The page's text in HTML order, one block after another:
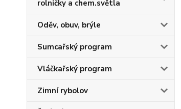
rolničky a chem.světla
Oděv, obuv, brýle
Sumcařský program
Vláčkařský program
Zimní rybolov